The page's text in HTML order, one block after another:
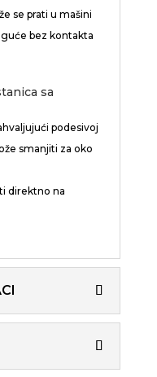
se prati u mašini
bez kontakta
sa
podesivoj
smanjiti za oko
direktno na